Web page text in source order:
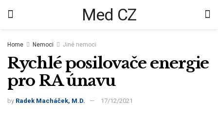
Med CZ
Home Nemoci Jiné nemoci
Rychlé posilovače energie
pro RA únavu
by Radek Macháček, M.D. 17/12/2021